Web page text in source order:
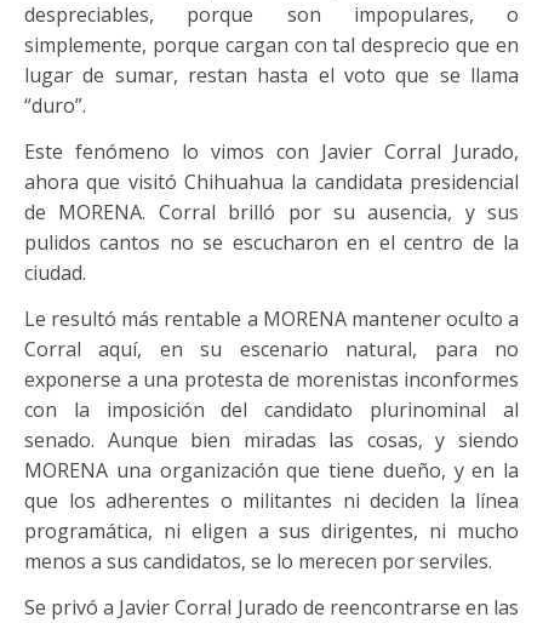
despreciables, porque son impopulares, o
simplemente, porque cargan con tal desprecio que en
lugar de sumar, restan hasta el voto que se llama
“duro”.
Este fenómeno lo vimos con Javier Corral Jurado,
ahora que visitó Chihuahua la candidata presidencial
de MORENA. Corral brilló por su ausencia, y sus
pulidos cantos no se escucharon en el centro de la
ciudad.
Le resultó más rentable a MORENA mantener oculto a
Corral aquí, en su escenario natural, para no
exponerse a una protesta de morenistas inconformes
con la imposición del candidato plurinominal al
senado. Aunque bien miradas las cosas, y siendo
MORENA una organización que tiene dueño, y en la
que los adherentes o militantes ni deciden la línea
programática, ni eligen a sus dirigentes, ni mucho
menos a sus candidatos, se lo merecen por serviles.
Se privó a Javier Corral Jurado de reencontrarse en las